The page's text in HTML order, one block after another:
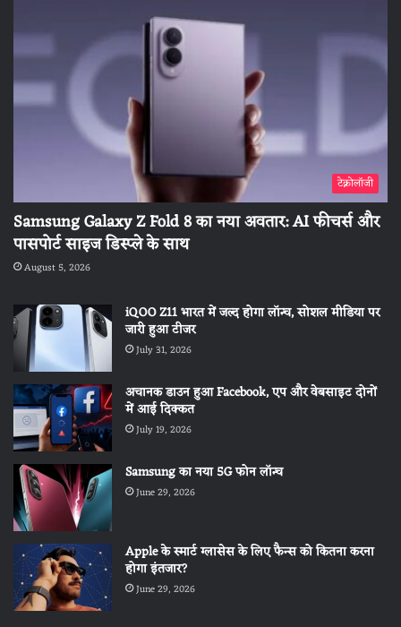
टेक्नोलॉजी
Samsung Galaxy Z Fold 8 का नया अवतार: AI फीचर्स और
पासपोर्ट साइज डिस्प्ले के साथ
August 5, 2026
iQOO Z11 भारत में जल्द होगा लॉन्च, सोशल मीडिया पर
जारी हुआ टीजर
July 31, 2026
अचानक डाउन हुआ Facebook, एप और वेबसाइट दोनों
में आई दिक्कत
July 19, 2026
Samsung का नया 5G फोन लॉन्च
June 29, 2026
Apple के स्मार्ट ग्लासेस के लिए फैन्स को कितना करना
होगा इंतजार?
June 29, 2026